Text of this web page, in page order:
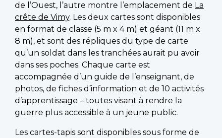
de l’Ouest, l’autre montre l’emplacement de La
crête de Vimy. Les deux cartes sont disponibles
en format de classe (5 m x 4 m) et géant (11 m x
8 m), et sont des répliques du type de carte
qu’un soldat dans les tranchées aurait pu avoir
dans ses poches. Chaque carte est
accompagnée d’un guide de l’enseignant, de
photos, de fiches d’information et de 10 activités
d’apprentissage – toutes visant à rendre la
guerre plus accessible à un jeune public.
Les cartes-tapis sont disponibles sous forme de